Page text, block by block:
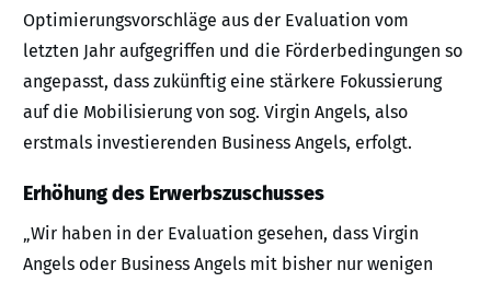
Optimierungsvorschläge aus der Evaluation vom
letzten Jahr aufgegriffen und die Förderbedingungen so
angepasst, dass zukünftig eine stärkere Fokussierung
auf die Mobilisierung von sog. Virgin Angels, also
erstmals investierenden Business Angels, erfolgt.
Erhöhung des Erwerbszuschusses
„Wir haben in der Evaluation gesehen, dass Virgin
Angels oder Business Angels mit bisher nur wenigen